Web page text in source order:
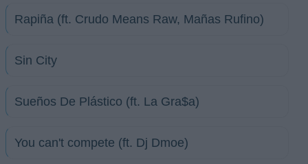
Rapiña (ft. Crudo Means Raw, Mañas Rufino)
Sin City
Sueños De Plástico (ft. La Gra$a)
You can't compete (ft. Dj Dmoe)